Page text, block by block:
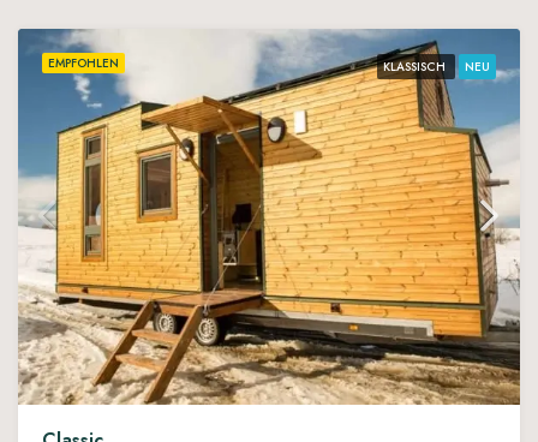
EMPFOHLEN KLASSISCH NEU